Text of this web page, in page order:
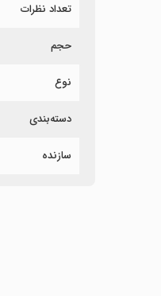
تعداد نظرات
حجم
نوع
دسته‌بندی
سازنده